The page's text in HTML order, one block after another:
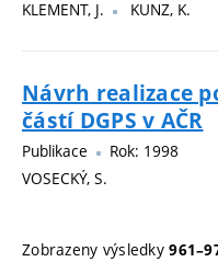
KLEMENT, J.
KUNZ, K.
Návrh realizace
částí DGPS v AČR
Publikace
Rok: 1998
VOSECKÝ, S.
Zobrazeny výsledky